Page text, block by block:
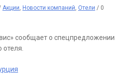
Акции, Новости компаний, Отели / 0
сообщает о спецпредложении
отеля.